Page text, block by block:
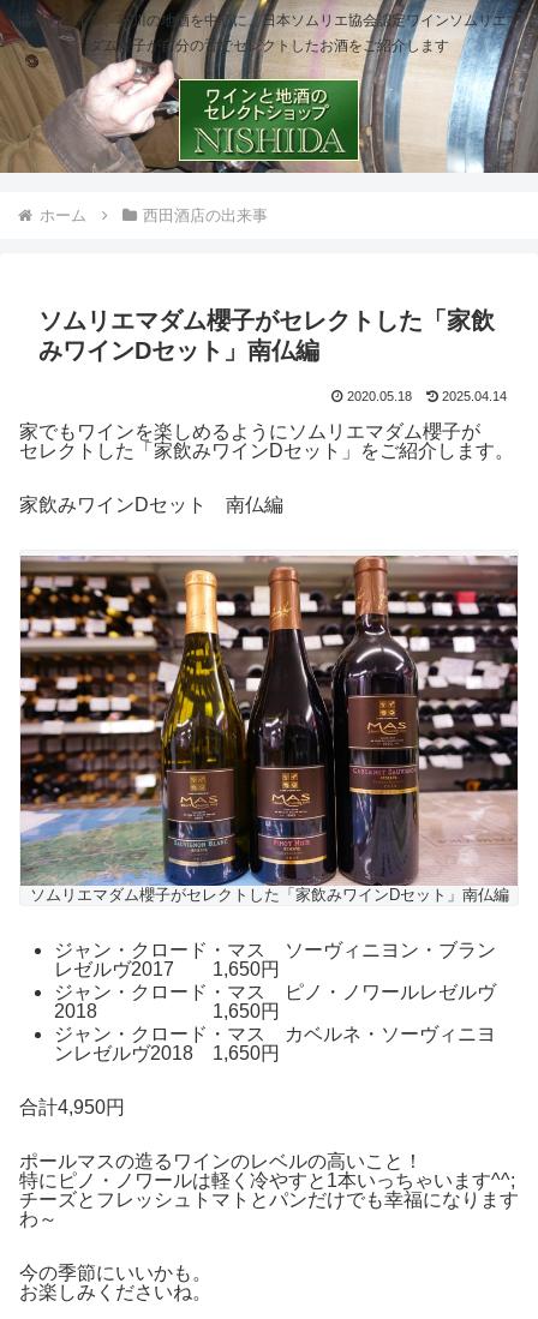
世界のワイン、石川の地酒を中心に、日本ソムリエ協会認定ワインソムリエマ
ダム櫻子が自分の舌でセレクトしたお酒をご紹介します
ホーム 西田酒店の出来事
ソムリエマダム櫻子がセレクトした「家飲
みワインDセット」南仏編
2020.05.18 2025.04.14
家でもワインを楽しめるようにソムリエマダム櫻子が
セレクトした「家飲みワインDセット」をご紹介します。
家飲みワインDセット 南仏編
ソムリエマダム櫻子がセレクトした「家飲みワインDセット」南仏編
ジャン・クロード・マス ソーヴィニヨン・ブラン
レゼルヴ2017 1,650円
ジャン・クロード・マス ピノ・ノワールレゼルヴ
2018 1,650円
ジャン・クロード・マス カベルネ・ソーヴィニヨ
ンレゼルヴ2018 1,650円
合計4,950円
ポールマスの造るワインのレベルの高いこと！
特にピノ・ノワールは軽く冷やすと1本いっちゃいます^^;
チーズとフレッシュトマトとパンだけでも幸福になります
わ～
今の季節にいいかも。
お楽しみくださいね。